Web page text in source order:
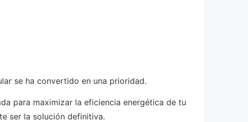
se ha convertido en una prioridad.
para maximizar la eficiencia energética de tu
ser la solución definitiva.